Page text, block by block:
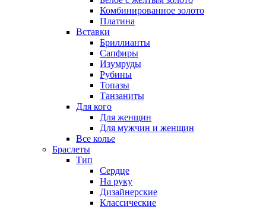
Комбинированное золото
Платина
Вставки
Бриллианты
Сапфиры
Изумруды
Рубины
Топазы
Танзаниты
Для кого
Для женщин
Для мужчин и женщин
Все колье
Браслеты
Тип
Сердце
На руку
Дизайнерские
Классические